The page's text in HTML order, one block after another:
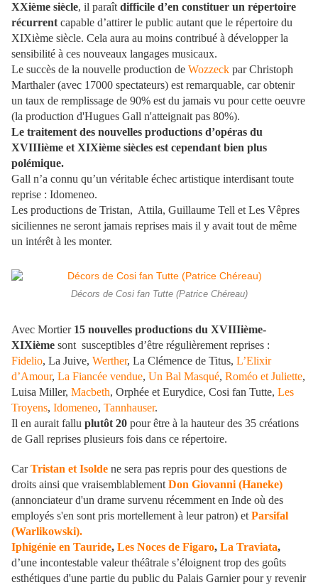
XXième siècle, il paraît difficile d’en constituer un répertoire
récurrent capable d’attirer le public autant que le répertoire du
XIXième siècle. Cela aura au moins contribué à développer la
sensibilité à ces nouveaux langages musicaux.
Le succès de la nouvelle production de Wozzeck par Christoph
Marthaler (avec 17000 spectateurs) est remarquable, car obtenir
un taux de remplissage de 90% est du jamais vu pour cette oeuvre
(la production d'Hugues Gall n'atteignait pas 80%).
Le traitement des nouvelles productions d’opéras du
XVIIIième et XIXième siècles est cependant bien plus
polémique.
Gall n’a connu qu’un véritable échec artistique interdisant toute
reprise : Idomeneo.
Les productions de Tristan, Attila, Guillaume Tell et Les Vêpres
siciliennes ne seront jamais reprises mais il y avait tout de même
un intérêt à les monter.
Décors de Cosi fan Tutte (Patrice Chéreau)
Avec Mortier 15 nouvelles productions du XVIIIième-
XIXième sont susceptibles d’être régulièrement reprises :
Fidelio, La Juive, Werther, La Clémence de Titus, L’Elixir
d’Amour, La Fiancée vendue, Un Bal Masqué, Roméo et Juliette,
Luisa Miller, Macbeth, Orphée et Eurydice, Cosi fan Tutte, Les
Troyens, Idomeneo, Tannhauser.
Il en aurait fallu plutôt 20 pour être à la hauteur des 35 créations
de Gall reprises plusieurs fois dans ce répertoire.
CarTristan et Isolde ne sera pas repris pour des questions de
droits ainsi que vraisemblablement Don Giovanni (Haneke)
(annonciateur d'un drame survenu récemment en Inde où des
employés s'en sont pris mortellement à leur patron) et Parsifal
(Warlikowski).
Iphigénie en Tauride, Les Noces de Figaro, La Traviata,
d’une incontestable valeur théâtrale s’éloignent trop des goûts
esthétiques d'une partie du public du Palais Garnier pour y revenir